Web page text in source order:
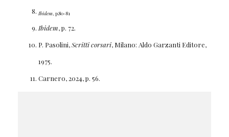
Ibidem, p.80-81
Ibidem, p. 72.
P. Pasolini,Scritti corsari, Milano: Aldo Garzanti Editore,
1975.
Carnero, 2024, p. 56.